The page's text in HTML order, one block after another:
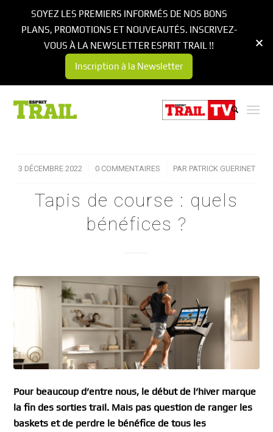
3 DÉCEMBRE 2022
/ 0 COMMENTAIRES
/ PAR PATRICK GUERINET
Tapis de course : quels
bénéfices ?
Pour beaucoup d’entre nous, le début de l’hiver marque
la fin des sorties trail. Mais pas question de ranger les
baskets et de perdre le bénéfice de tous les
SOYEZ LES PREMIERS INFORMÉS DE NOS BONS
PLANS, PROMOTIONS ET NOUVEAUTÉS. INSCRIVEZ-
VOUS À LA NEWSLETTER ESPRIT TRAIL !!
Inscription à la Newsletter